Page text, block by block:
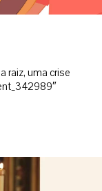
raiz, uma crise